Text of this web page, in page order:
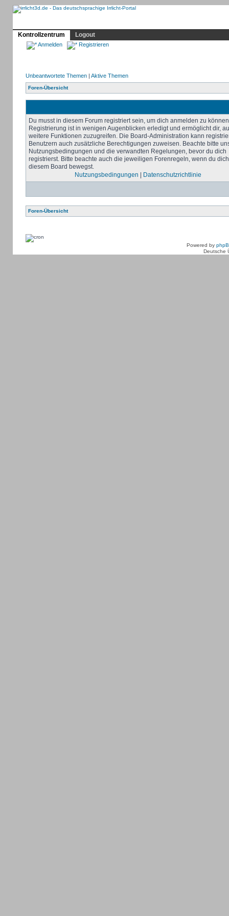
Kontrollzentrum
Logout
Anmelden Registrieren
Unbeantwortete Themen| Aktive Themen
Foren-Übersicht
Du musst in diesem Forum registriert sein, um dich anmelden zu
Registrierung ist in wenigen Augenblicken erledigt und ermöglicht dir,
weitere Funktionen zuzugreifen. Die Board-Administration kann
Benutzern auch zusätzliche Berechtigungen zuweisen. Beachte bitte
Nutzungsbedingungen und die verwandten Regelungen, bevor du dich
registrierst. Bitte beachte auch die jeweiligen Forenregeln, wenn du
diesem Board bewegst.
Nutzungsbedingungen
Datenschutzrichtlinie
Foren-Übersicht
Powered by
Deutsche